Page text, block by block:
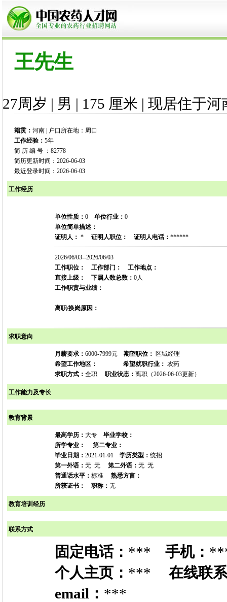
王先生
27周岁 | 男 | 175 厘米 | 现居住于河
籍贯： 河南 | 户口所在地：周口
工作经验： 5年
简 历 编 号 ：82778
简历更新时间：2026-06-03
最近登录时间：2026-06-03
工作经历
单位性质： 0 单位行业： 0
单位简单描述：
证明人： * 证明人职位： 证明人电话： ******
2026/06/03--2026/06/03
工作职位：
工作部门：
工作地点：
直接上级：
下属人数总数： 0人
工作职责与业绩：
离职/换岗原因：
求职意向
月薪要求： 6000-7999元 期望职位：
区域经理
希望工作地区：
希望就职行业： 农药
求职方式： 全职 职业状态： 离职（2026-06-03更新）
工作能力及专长
教育背景
最高学历： 大专 毕业学校：
所学专业：
第二专业：
毕业日期： 2021-01-01 学历类型： 统招
第一外语： 无 无 第二外语： 无 无
普通话水平： 标准 熟悉方言：
所获证书：
职称： 无
教育培训经历
联系方式
固定电话： *** 手机：
个人主页： *** 在线联
email： ***